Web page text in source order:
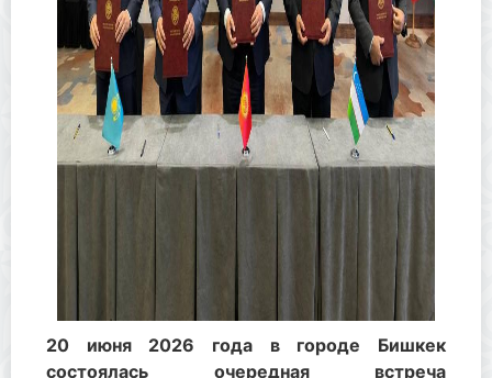
20 июня 2026 года в городе Бишкек
состоялась очередная встреча